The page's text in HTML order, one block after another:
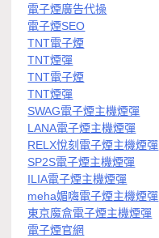
電子煙廣告代操
電子煙SEO
TNT電子煙
TNT煙彈
TNT電子煙
TNT煙彈
SWAG電子煙主機煙彈
LANA電子煙主機煙彈
RELX悅刻電子煙主機煙彈
SP2S電子煙主機煙彈
ILIA電子煙主機煙彈
meha媚嗨電子煙主機煙彈
東京魔盒電子煙主機煙彈
電子煙官網